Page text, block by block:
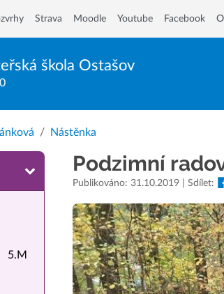
škola Ostašov
Strava Moodle Youtube Facebook
Nástěnka
5.M
Podzimní
Publikováno: 31.10.2019 | Sdílet: